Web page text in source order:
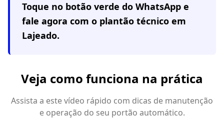
Toque no botão verde do WhatsApp e
fale agora com o plantão técnico em
Lajeado.
Veja como funciona na prática
Assista a este vídeo rápido com dicas de manutenção
e operação do seu portão automático.